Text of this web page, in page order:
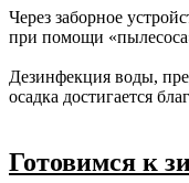
Через заборное
при помощи
Дезинфекция воды,
осадка достигается
Готовимся к